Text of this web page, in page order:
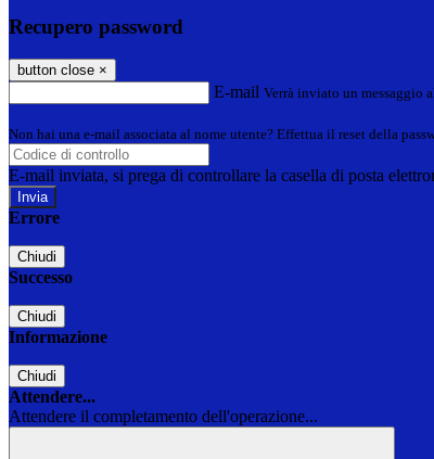
Recupero password
button close ×
E-mail Verrà inviato un messaggio
Non hai una e-mail associata al nome utente? Effettua il reset della
E-mail inviata, si prega di controllare la casella di posta
Errore
Chiudi
Successo
Chiudi
Informazione
Chiudi
Attendere...
Attendere il completamento dell'operazione...